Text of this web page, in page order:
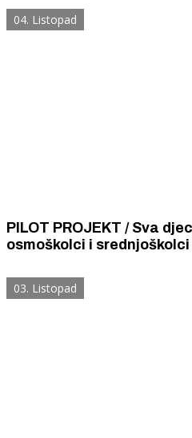
smiju izlaziti iz kuća.
04. Listopad
PILOT PROJEKT / Sva djeca - predškolci,
osmoškolci i
03. Listopad